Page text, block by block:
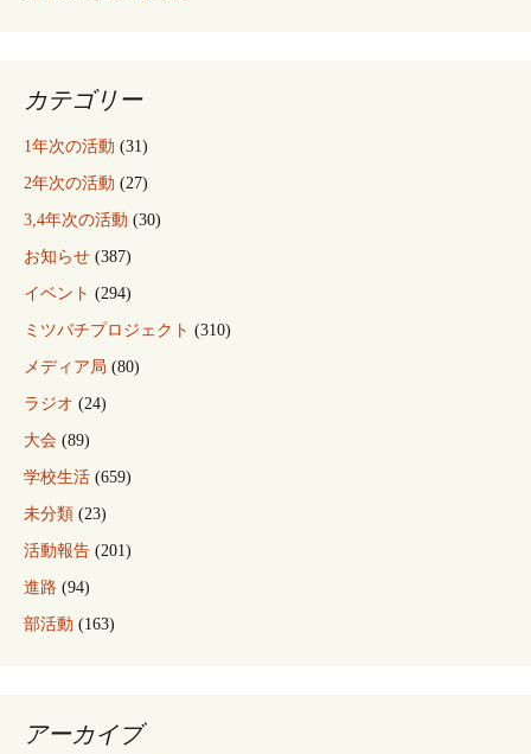
カテゴリー
1年次の活動 (31)
2年次の活動 (27)
3,4年次の活動 (30)
お知らせ (387)
イベント (294)
ミツバチプロジェクト (310)
メディア局 (80)
ラジオ (24)
大会 (89)
学校生活 (659)
未分類 (23)
活動報告 (201)
進路 (94)
部活動 (163)
アーカイブ